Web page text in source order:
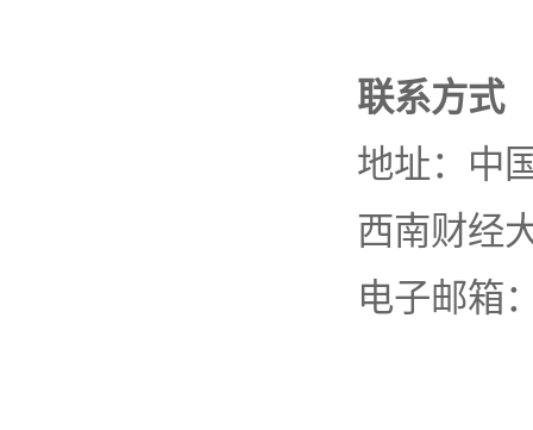
联系方式
地址：中
西南财经
电子邮箱